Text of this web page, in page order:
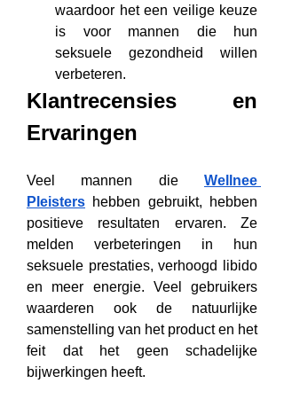
waardoor het een veilige keuze
is voor mannen die hun
seksuele gezondheid willen
verbeteren.
Klantrecensies en
Ervaringen
Veel mannen die Wellnee
Pleisters hebben gebruikt, hebben
positieve resultaten ervaren. Ze
melden verbeteringen in hun
seksuele prestaties, verhoogd libido
en meer energie. Veel gebruikers
waarderen ook de natuurlijke
samenstelling van het product en het
feit dat het geen schadelijke
bijwerkingen heeft.